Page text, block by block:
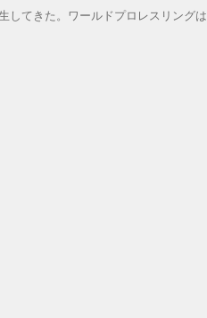
してきた。ワールドプロレスリングは